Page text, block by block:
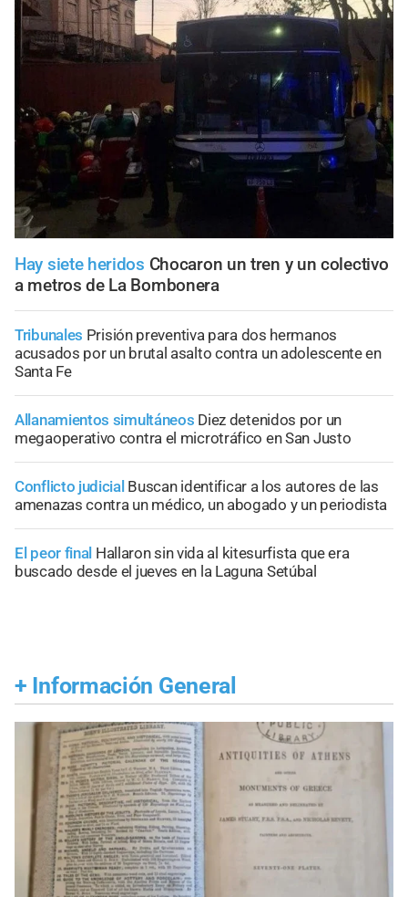
Hay siete heridos Chocaron un tren y un colectivo
a metros de La Bombonera
Tribunales Prisión preventiva para dos hermanos
acusados por un brutal asalto contra un adolescente en
Santa Fe
Allanamientos simultáneos Diez detenidos por un
megaoperativo contra el microtráfico en San Justo
Conflicto judicial Buscan identificar a los autores de las
amenazas contra un médico, un abogado y un periodista
El peor final Hallaron sin vida al kitesurfista que era
buscado desde el jueves en la Laguna Setúbal
+ Información General